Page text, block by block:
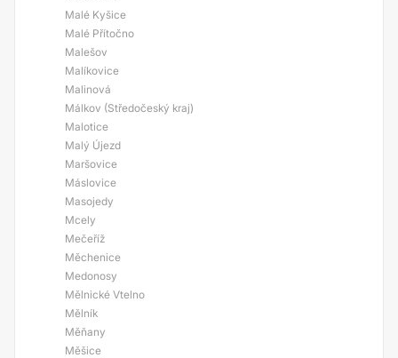
Malé Kyšice
Malé Přítočno
Malešov
Malíkovice
Malinová
Málkov (Středočeský kraj)
Malotice
Malý Újezd
Maršovice
Máslovice
Masojedy
Mcely
Mečeříž
Měchenice
Medonosy
Mělnické Vtelno
Mělník
Měňany
Měšice